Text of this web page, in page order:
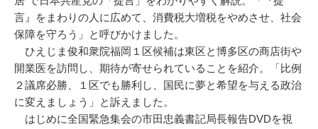
言』をまわりの人に広めて、消費税大増税をやめさせ、社会
保障を守ろう」と呼びかけました。
ひえじま俊和衆院福岡１区候補は東区と博多区の商店街や
開業医を訪問し、期待が寄せられていることを紹介。「比例
２議席必勝、１区でも勝利し、国民に夢と希望を与える政治
に変えましょう」と訴えました。
はじめに全国緊急集会の市田忠義書記局長報告DVDを視